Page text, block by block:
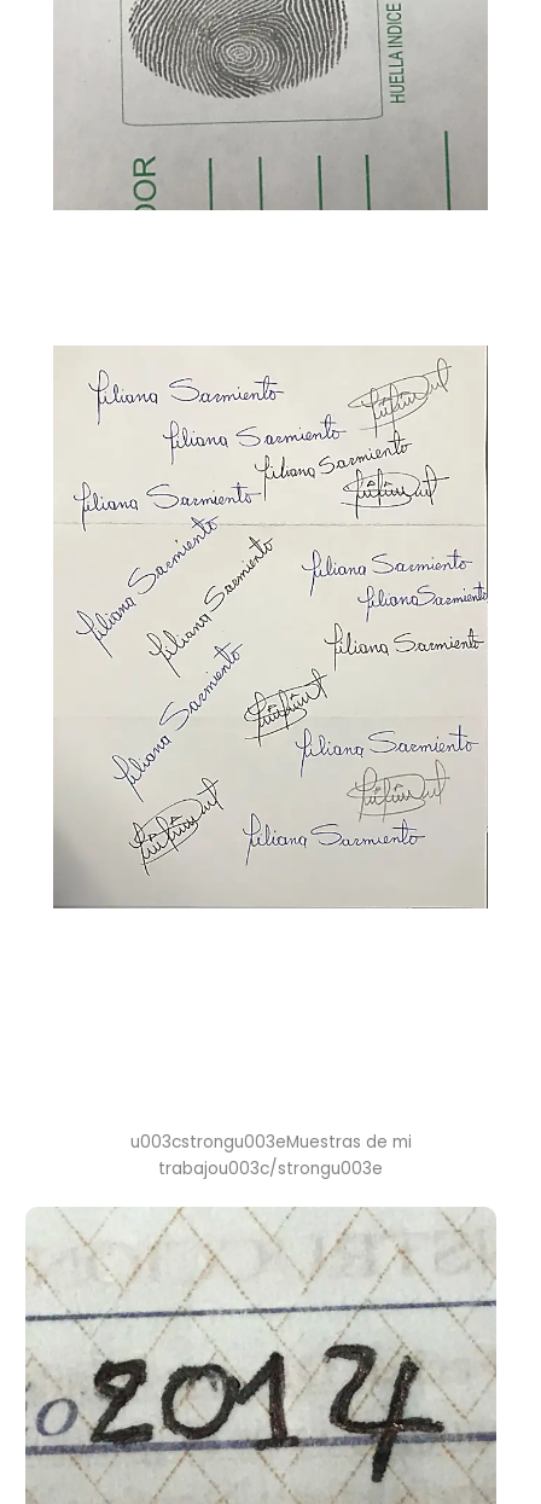
u003cstrongu003eMuestras de mi
trabajou003c/strongu003e